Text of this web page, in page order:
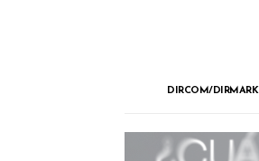
DIRCOM/DIRMARK